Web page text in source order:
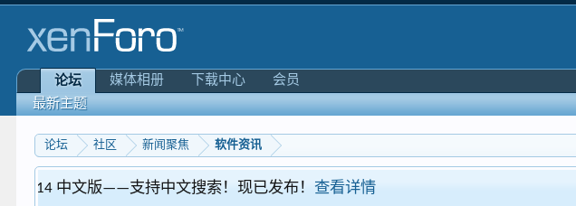
论坛 社区 新闻聚焦 软件资讯
Xenforo 爱好者讨论群：215909318
论坛
最新主题
媒体相册 下载中心 会员